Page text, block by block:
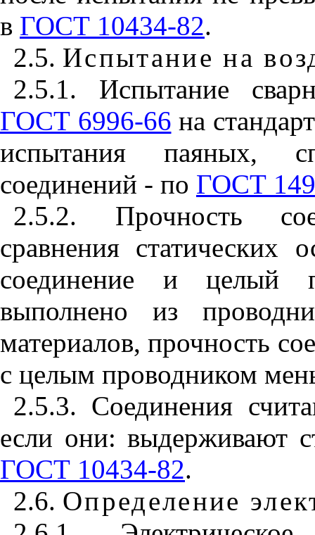
в ГОСТ 10434-82.
2.5. Испытание на
2.5.1. Испытание
ГОСТ 6996-66 на
испытания паяных,
соединений - по ГОСТ
2.5.2. Прочность
сравнения статических
соединение и целый
выполнено из
материалов, прочность
с целым проводником
2.5.3. Соединения
если они: выдерживают
ГОСТ 10434-82.
2.6. Определение